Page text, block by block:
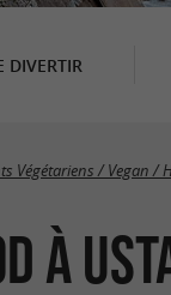
DIVERTIR
Végétariens / Vegan /
à